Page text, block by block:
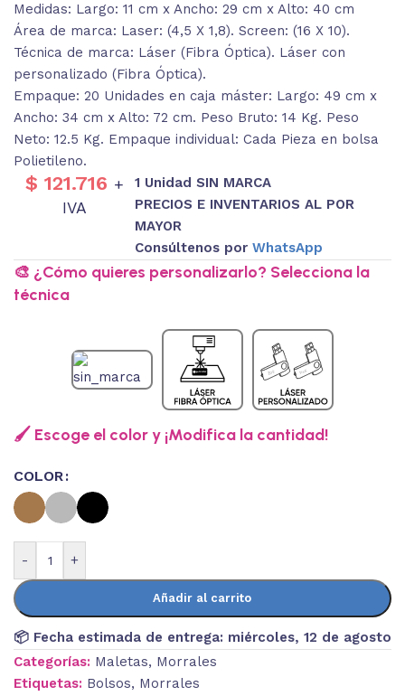
Medidas: Largo: 11 cm x Ancho: 29 cm x Alto: 40 cm
Área de marca: Laser: (4,5 X 1,8). Screen: (16 X 10).
Técnica de marca: Láser (Fibra Óptica). Láser con
personalizado (Fibra Óptica).
Empaque: 20 Unidades en caja máster: Largo: 49 cm x
Ancho: 34 cm x Alto: 72 cm. Peso Bruto: 14 Kg. Peso
Neto: 12.5 Kg. Empaque individual: Cada Pieza en bolsa
Polietileno.
$ 121.716 +
IVA
1 Unidad SIN MARCA
PRECIOS E INVENTARIOS AL POR
MAYOR
Consúltenos porWhatsApp
🎨 ¿Cómo quieres personalizarlo? Selecciona la
técnica
🖌️ Escoge el color y ¡Modifica la cantidad!
COLOR
- +
Añadir al carrito
📦 Fecha estimada de entrega: miércoles, 12 de agosto
Categorías: Maletas, Morrales
Etiquetas: Bolsos, Morrales